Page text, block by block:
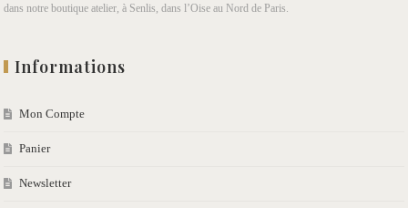
dans notre boutique atelier, à Senlis, dans l’Oise au Nord de Paris.
Informations
Mon Compte
Panier
Newsletter